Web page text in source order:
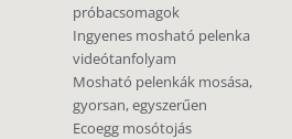
próbacsomagok
Ingyenes mosható pelenka
videótanfolyam
Mosható pelenkák mosása,
gyorsan, egyszerűen
Ecoegg mosótojás